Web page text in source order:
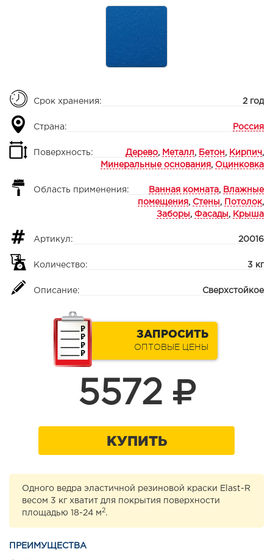
Срок хранения: 2 год
Страна: Россия
Поверхность: Дерево, Металл , Бетон , Кирпич ,
Минеральные основания , Оцинковка
Область применения: Ванная комната, Влажные
помещения , Стены , Потолок,
Заборы , Фасады , Крыша
Артикул: 20016
Количество: 3 кг
Описание: Сверхстойкое
ЗАПРОСИТЬ
ОПТОВЫЕ ЦЕНЫ
5572
КУПИТЬ
Одного ведра эластичной резиновой краски Elast-R
весом 3 кг хватит для покрытия поверхности
площадью 18-24 м 2.
ПРЕИМУЩЕСТВА